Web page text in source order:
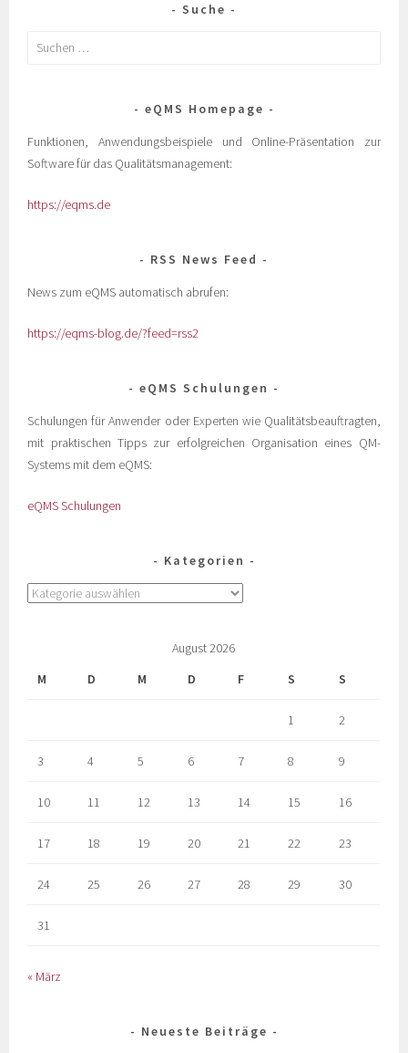
Suche
eQMS Homepage
Funktionen, Anwendungsbeispiele und Online-Präsentation zur
Software für das Qualitätsmanagement:
https://eqms.de
RSS News Feed
News zum eQMS automatisch abrufen:
https://eqms-blog.de/?feed=rss2
eQMS Schulungen
Schulungen für Anwender oder Experten wie Qualitätsbeauftragten,
mit praktischen Tipps zur erfolgreichen Organisation eines QM-
Systems mit dem eQMS:
eQMS Schulungen
Kategorien
August 2026
M
D M D F S S
1 2
3 4 5 6 7 8 9
10 11 12 13 14 15 16
17 18 19 20 21 22 23
24 25 26 27 28 29 30
31
« März
Neueste Beiträge